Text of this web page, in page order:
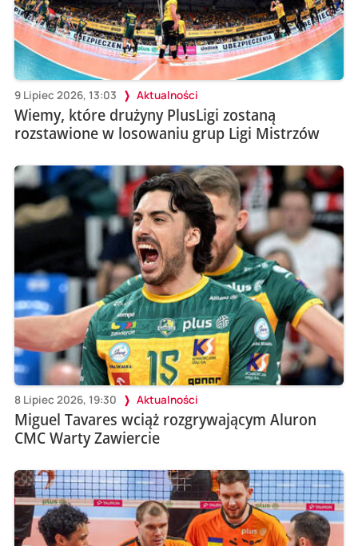
9 Lipiec 2026, 13:03 Aktualności
Wiemy, które drużyny PlusLigi zostaną
rozstawione w losowaniu grup Ligi Mistrzów
8 Lipiec 2026, 19:30 Aktualności
Miguel Tavares wciąż rozgrywającym Aluron
CMC Warty Zawiercie